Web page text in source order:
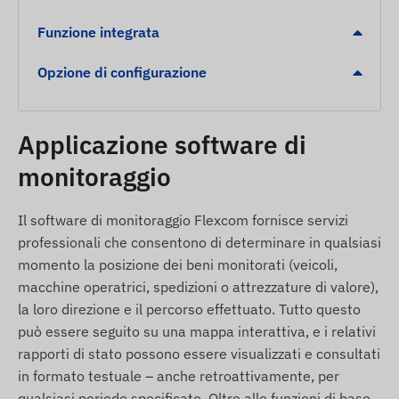
Tecnologie di localizzazione: Uso combinato dei
precisa.
Pressione del tasto SOS in caso di emergenza.
Uscita dal recinto virtuale (zona di sicurezza) o
arrivo in una determinata area.
Segnalazione di batteria scarica.
Allarme automatico inviato in caso di
rilevamento caduta.
Contenuto della confezione
Localizzatore GPS SOS REACHFAR V51-B 4G LTE
da collo con chiamata vocale
Funzione integrata
Opzione di configurazione
Applicazione software di
monitoraggio
Il software di monitoraggio Flexcom fornisce servizi
professionali che consentono di determinare in qualsiasi
momento la posizione dei beni monitorati (veicoli,
macchine operatrici, spedizioni o attrezzature di valore),
la loro direzione e il percorso effettuato. Tutto questo
può essere seguito su una mappa interattiva, e i relativi
rapporti di stato possono essere visualizzati e consultati
in formato testuale – anche retroattivamente, per